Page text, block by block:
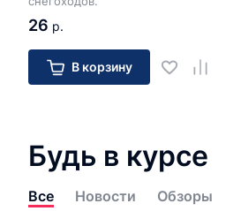
26 р.
В корзину
Будь в курсе
Все Новости Обзоры